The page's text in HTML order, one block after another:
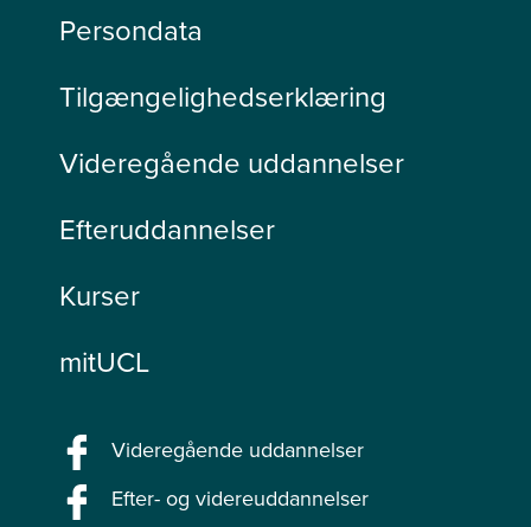
Persondata
Tilgængelighedserklæring
Videregående uddannelser
Efteruddannelser
Kurser
mitUCL
Videregående uddannelser
Efter- og videreuddannelser